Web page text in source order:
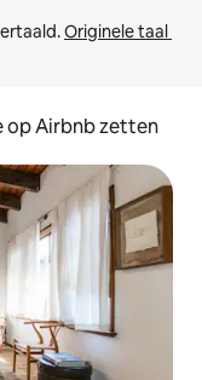
Originele taal
op Airbnb zetten